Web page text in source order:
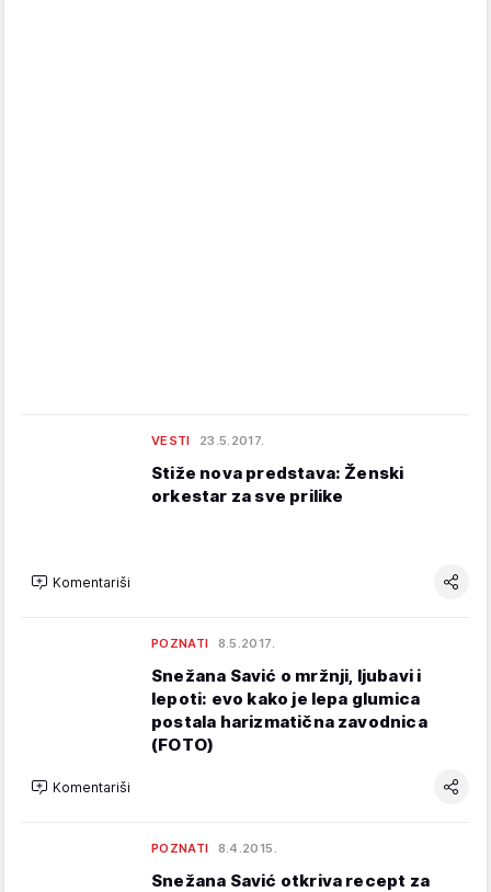
VESTI 23.5.2017.
Stiže nova predstava: Ženski
orkestar za sve prilike
Komentariši
POZNATI 8.5.2017.
Snežana Savić o mržnji, ljubavi i
lepoti: evo kako je lepa glumica
postala harizmatična zavodnica
(FOTO)
Komentariši
POZNATI 8.4.2015.
Snežana Savić otkriva recept za